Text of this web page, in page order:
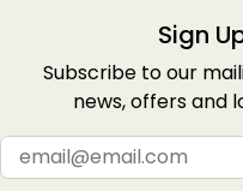
Sign
Subscribe to our
news, offers and